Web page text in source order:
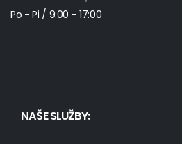
Po - Pi / 9:00 - 17:00
NAŠE SLUŽBY: